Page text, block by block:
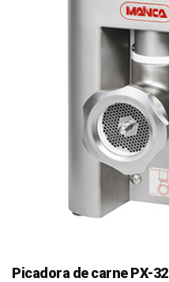
Picadora de carne PX-32